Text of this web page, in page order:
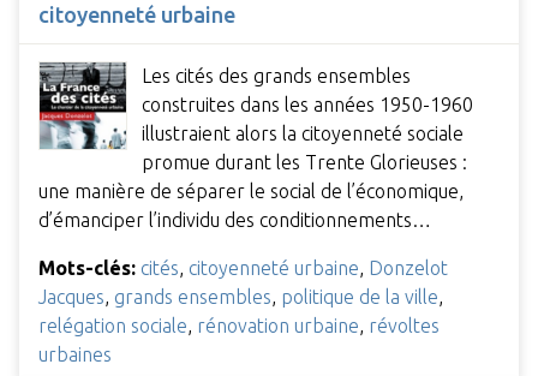
citoyenneté urbaine
Les cités des grands ensembles
construites dans les années 1950-1960
illustraient alors la citoyenneté sociale
promue durant les Trente Glorieuses :
une manière de séparer le social de l’économique,
d’émanciper l’individu des conditionnements…
Mots-clés: cités, citoyenneté urbaine, Donzelot
Jacques, grands ensembles, politique de la ville,
relégation sociale, rénovation urbaine, révoltes
urbaines